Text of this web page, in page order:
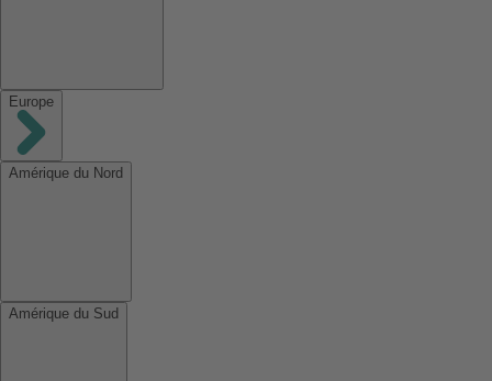
Europe
Amérique du Nord
Amérique du Sud